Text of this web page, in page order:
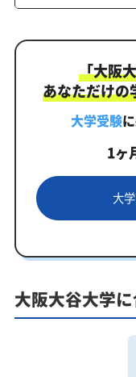
まずはあな
あなただけ
合格に向け
学習効果
一人でも安心
あなたにピッ
ダーメイドカ
カリキュラム
大阪大谷大学
でもクイック
【2027年度
「大阪
あなただけの
大学受験
1ヶ
大
大阪大谷大学